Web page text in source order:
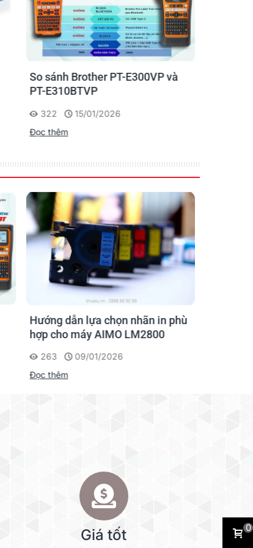
So sánh Brother PT-E300VP và
PT-E310BTVP
322
15/01/2026
Đọc thêm
Hướng dẫn lựa chọn nhãn in phù
hợp cho máy AIMO LM2800
263
09/01/2026
Đọc thêm
Giá tốt 0